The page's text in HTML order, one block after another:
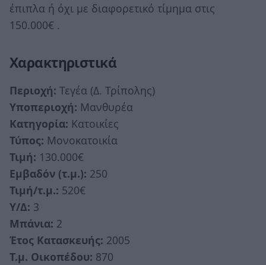
έπιπλα ή όχι με διαφορετικό τίμημα στις
150.000€ .
Χαρακτηριστικά
Περιοχή: Τεγέα (Δ. Τρίπολης)
Υποπεριοχή: Μανθυρέα
Κατηγορία: Κατοικίες
Τύπος: Μονοκατοικία
Τιμή: 130.000€
Εμβαδόν (τ.μ.): 250
Τιμή/τ.μ.: 520€
Υ/Δ: 3
Μπάνια: 2
Έτος Κατασκευής: 2005
Τ.μ. Οικοπέδου: 870